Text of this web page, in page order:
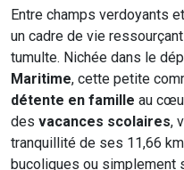
Entre champs verdoyants
un cadre de vie
tumulte. Nichée dans le
Maritime, cette petite
détente en famille au
des vacances scolaires,
tranquillité de ses 11,66
bucoliques ou simplement